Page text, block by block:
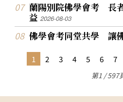
蘭陽別院佛學會考 長
益2026-08-03
佛學會考同堂共學 讓
1 2 3 4 5 6 7
第1 / 597